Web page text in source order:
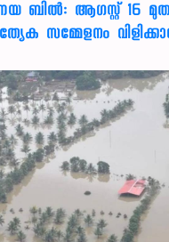
ബിൽ: ആഗസ്റ്റ് 16
സമ്മേളനം